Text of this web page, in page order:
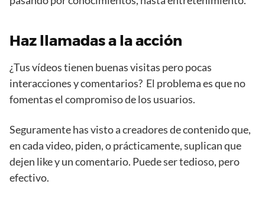
Haz llamadas a la acción
¿Tus vídeos tienen buenas visitas pero pocas
interacciones y comentarios? El problema es que no
fomentas el compromiso de los usuarios.
Seguramente has visto a creadores de contenido que,
en cada video, piden, o prácticamente, suplican que
dejen like y un comentario. Puede ser tedioso, pero
efectivo.